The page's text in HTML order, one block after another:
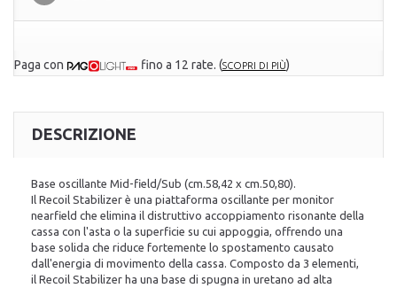
Paga con fino a 12 rate. (SCOPRI DI PIÙ)
DESCRIZIONE
Base oscillante Mid-field/Sub (cm.58,42 x cm.50,80).
Il Recoil Stabilizer è una piattaforma oscillante per monitor
nearfield che elimina il distruttivo accoppiamento risonante della
cassa con l'asta o la superficie su cui appoggia, offrendo una
base solida che riduce fortemente lo spostamento causato
dall'energia di movimento della cassa. Composto da 3 elementi,
il Recoil Stabilizer ha una base di spugna in uretano ad alta